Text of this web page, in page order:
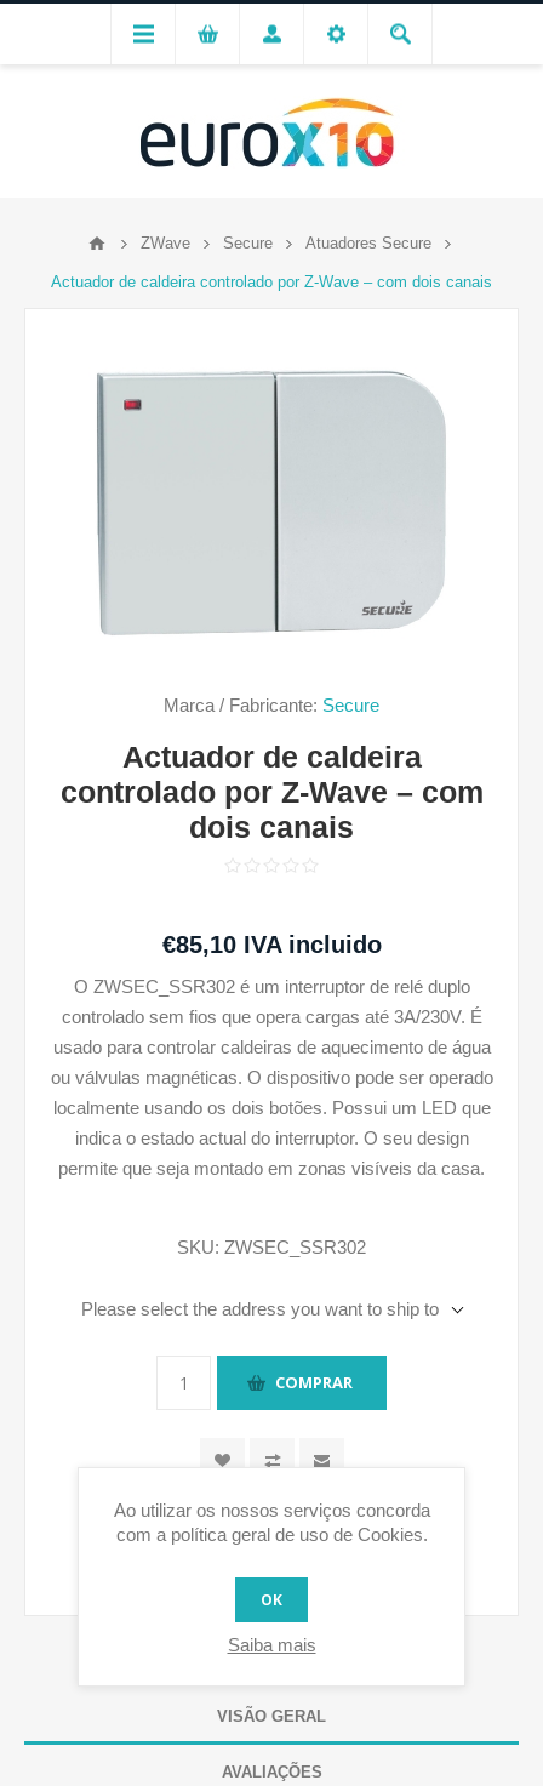
ZWave Secure Atuadores Secure
Actuador de caldeira controlado por Z-Wave – com dois canais
Marca / Fabricante: Secure
Actuador de caldeira
controlado por Z-Wave – com
dois canais
€85,10 IVA incluido
O ZWSEC_SSR302 é um interruptor de relé duplo
controlado sem fios que opera cargas até 3A/230V. É
usado para controlar caldeiras de aquecimento de água
ou válvulas magnéticas. O dispositivo pode ser operado
localmente usando os dois botões. Possui um LED que
indica o estado actual do interruptor. O seu design
permite que seja montado em zonas visíveis da casa.
SKU: ZWSEC_SSR302
Please select the address you want to ship to
COMPRAR
VISÃO GERAL
AVALIAÇÕES
Ao utilizar os nossos serviços concorda
com a política geral de uso de Cookies.
OK
Saiba mais